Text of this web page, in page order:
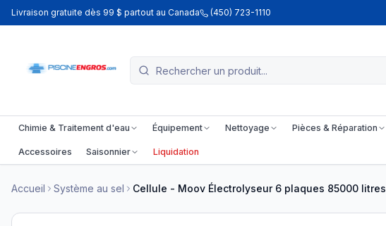
Livraison gratuite dès 99 $ partout au Canada (450) 723-1110
Chimie & Traitement d'eau Équipement Nettoyage Pièces & Réparation
Accessoires Saisonnier Liquidation
Accueil Système au sel Cellule - Moov Électrolyseur 6 plaques 85000 litres